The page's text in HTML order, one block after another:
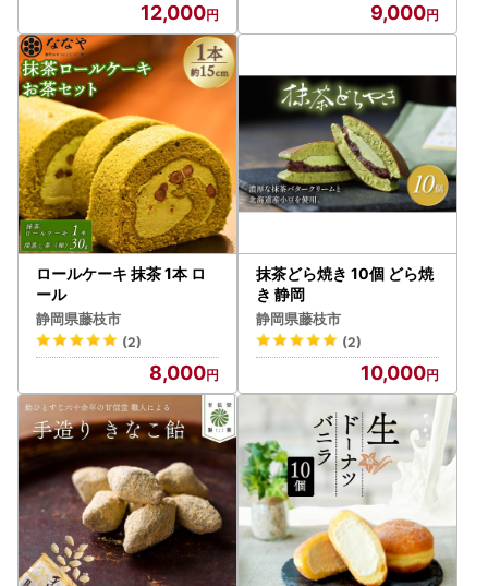
12,000 9,000
ロールケーキ 抹茶 1本 ロ
ール
静岡県藤枝市
(2)
8,000
抹茶どら焼き 10個 どら焼
き 静岡
静岡県藤枝市
(2)
10,000